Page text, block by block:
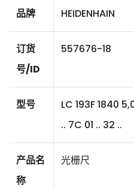
品牌 HEIDENHAIN
订货
号/ID
557676-18
型号
LC 193F 1840
.. 7C 01 .. 32 ..
产品名
称
光栅尺